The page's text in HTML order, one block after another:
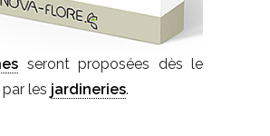
seront proposées dès le
les jardineries.